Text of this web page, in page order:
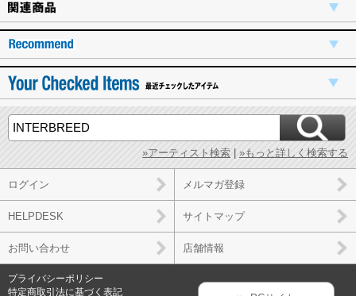
»アーティスト検索 »もっと詳しく検索する
ログイン メルマガ登録
HELPDESK サイトマップ
お問い合わせ 店舗情報
プライバシーポリシー
特定商取引法に基づく表記